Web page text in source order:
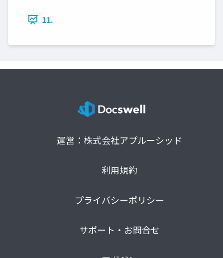
11.
運営：株式会社アプルーシッド
利用規約
プライバシーポリシー
サポート・お問合せ